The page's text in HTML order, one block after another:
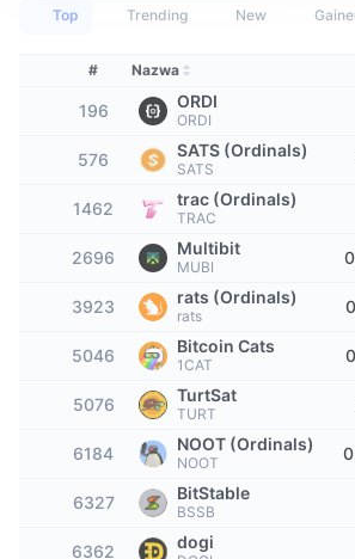
Popularne
Nadchodzące
Ostatnio dodane
Wzrosty i spadki
Najczęściej wyświetlane
Nastawienie społeczności
Ranking łańcuchów
Rynki predykcyjne
Wskaźniki
Indeks strachu i chciwości.
Indeks sezonu Altcoinów
Wskaźniki cyklu rynkowego
Dominacja Bitcoina
CoinMarketCap 20 Index
CoinMarketCap 100 Index
Przepływy ETF
Najlepsi Traderzy
Instrumenty pochodne
Cennik
Zasoby
Dokumentacja
Często zadawane pytania
CMC Hub Agentów
Rynek Umiejętności
Newsletter
CMC Launch
CMC Labs
CMC Max
Najważniejsze wiadomości
Bot Telegramu
Reklama
Top Trending New
# Nazwa
196 ORDI
ORDI
576 SATS (Ordinals)
SATS
1462 trac (Ordinals)
TRAC
2696 Multibit
MUBI
3923 rats (Ordinals)
rats
5046 Bitcoin Cats
1CAT
5076 TurtSat
TURT
6184 NOOT (Ordinals)
NOOT
6327 BitStable
BSSB
6362 dogi